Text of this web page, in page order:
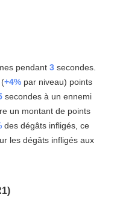
pendant3 secondes.
(+4% par niveau) points
secondes à un ennemi
un montant de points
des dégâts infligés, ce
les dégâts infligés aux